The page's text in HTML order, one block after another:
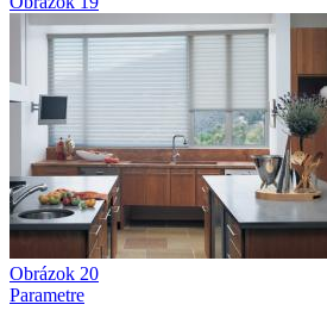
Obrázok 20
Parametre